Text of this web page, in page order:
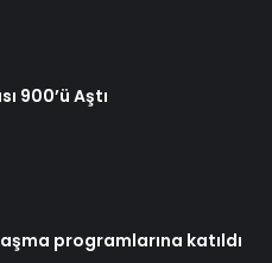
900’ü Aştı
programlarına katıldı